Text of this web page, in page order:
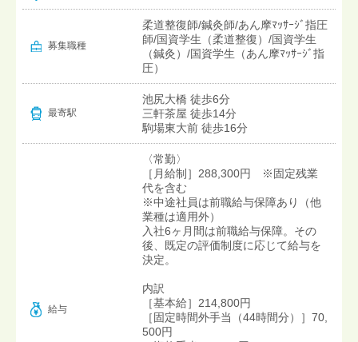
募集職種
柔道整復師/鍼灸師/あん摩ﾏｯｻｰｼﾞ指圧
師/国資学生（柔道整復）/国資学生
（鍼灸）/国資学生（あん摩ﾏｯｻｰｼﾞ指
圧）
最寄駅
池尻大橋 徒歩6分
三軒茶屋 徒歩14分
駒場東大前 徒歩16分
給与
〈常勤〉
［月給制］288,300円 ※固定残業
代を含む
※中途社員は前職給与保障あり（他
業種は適用外）
入社6ヶ月間は前職給与保障。その
後、既定の評価制度に応じて給与を
決定。
内訳
［基本給］214,800円
［固定時間外手当（44時間分）］70,
500円